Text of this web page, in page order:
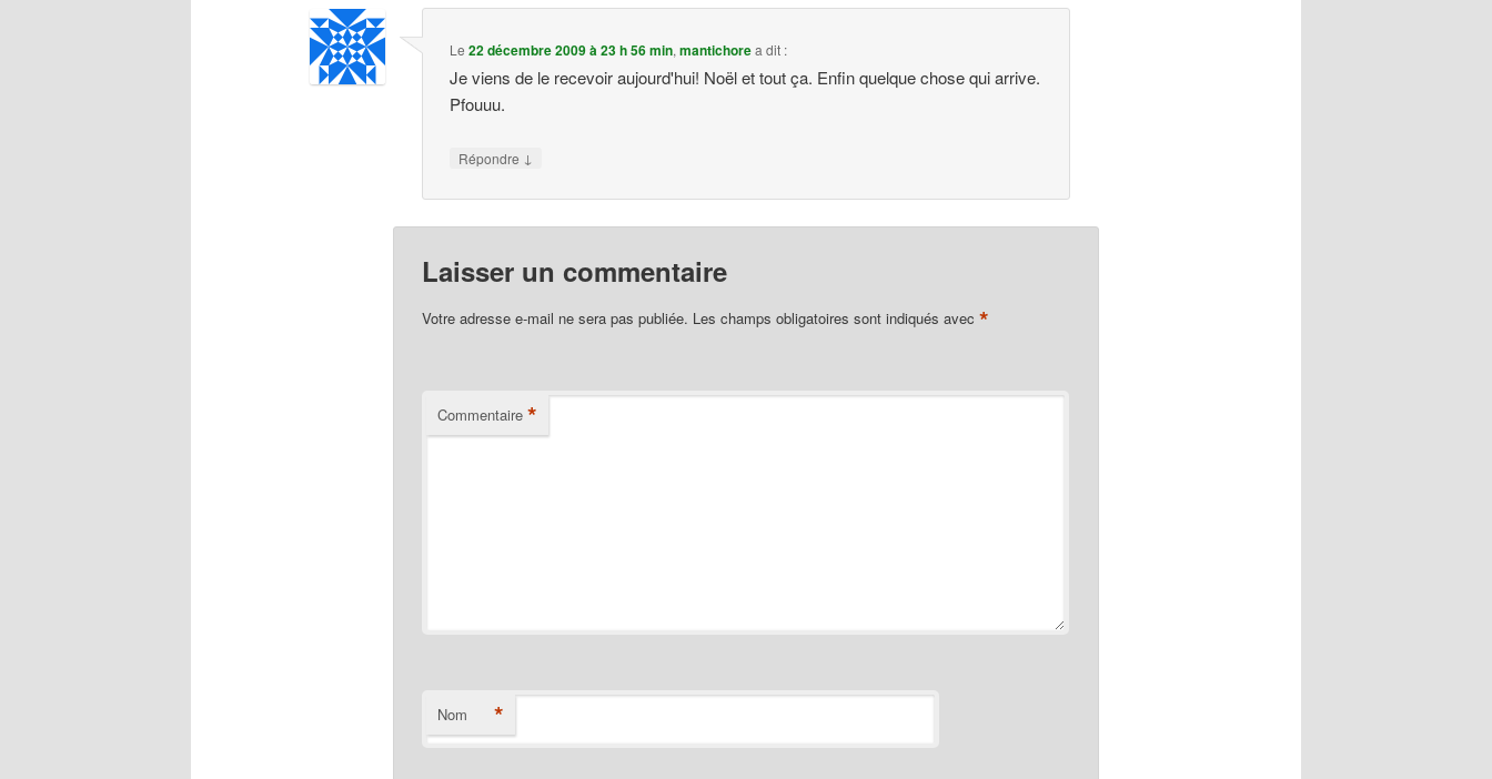
Le22 décembre 2009 à 23 h 56 min,mantichorea dit :
Je viens de le recevoir aujourd'hui! Noël et tout ça. Enfin quelque chose qui arrive.
Pfouuu.
Répondre ↓
Laisser un commentaire
Votre adresse e-mail ne sera pas publiée. Les champs obligatoires sont indiqués avec *
Commentaire *
Nom *